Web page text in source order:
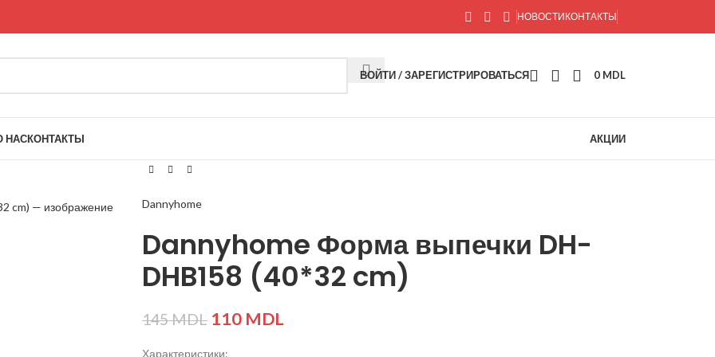
НОВОСТИКОНТАКТЫ
ВОЙТИ / ЗАРЕГИСТРИРОВАТЬСЯ 0 MDL
НАСКОНТАКТЫ АКЦИИ
Dannyhome
Dannyhome Форма выпечки DH-
DHB158 (40*32 cm)
145MDL 110 MDL
Характеристики: